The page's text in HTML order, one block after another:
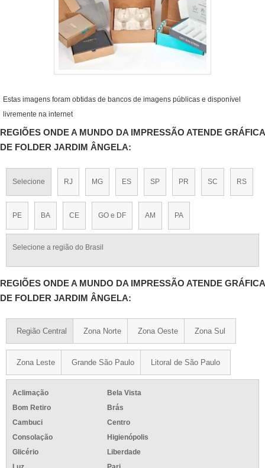
Estas imagens foram obtidas de bancos de imagens públicas e disponível
livremente na internet
REGIÕES ONDE A MUNDO DA IMPRESSÃO ATENDE GRÁFICA
DE FOLDER JARDIM ÂNGELA:
Selecione RJ MG ES SP PR SC RS
PE BA CE GO e DF AM PA
Selecione a região do Brasil
REGIÕES ONDE A MUNDO DA IMPRESSÃO ATENDE GRÁFICA
DE FOLDER JARDIM ÂNGELA:
Região Central Zona Norte Zona Oeste Zona Sul
Zona Leste Grande São Paulo Litoral de São Paulo
Aclimação
Bela Vista
Bom Retiro
Brás
Cambuci
Centro
Consolação
Higienópolis
Glicério
Liberdade